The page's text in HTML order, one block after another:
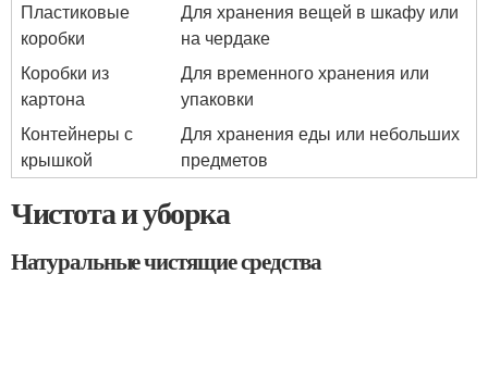
Пластиковые
коробки
Для хранения вещей в шкафу или
на чердаке
Коробки из
картона
Для временного хранения или
упаковки
Контейнеры с
крышкой
Для хранения еды или небольших
предметов
Чистота и уборка
Натуральные чистящие средства